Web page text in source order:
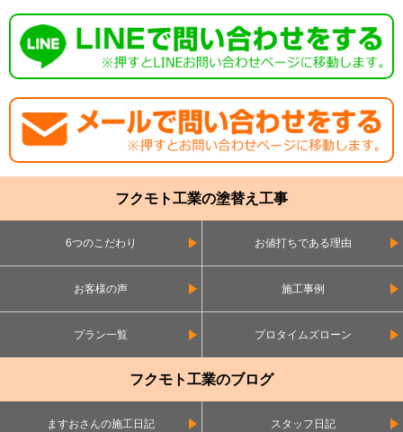
フクモト工業の塗替え工事
6つのこだわり お値打ちである理由
お客様の声 施工事例
プラン一覧 プロタイムズローン
フクモト工業のブログ
ますおさんの施工日記 スタッフ日記